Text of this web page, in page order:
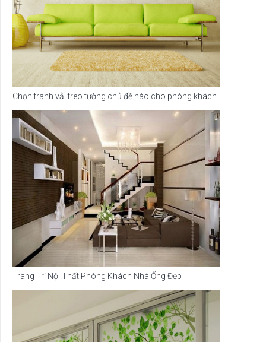
Chọn tranh vải treo tường chủ đề nào cho phòng khách
Trang Trí Nội Thất Phòng Khách Nhà Ống Đẹp